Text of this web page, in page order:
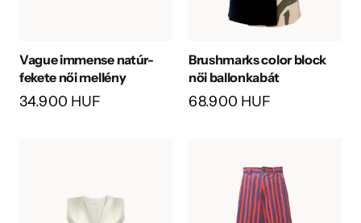
Vague immense natúr-
fekete női mellény
34.900 HUF
Brushmarks color block
női ballonkabát
68.900 HUF